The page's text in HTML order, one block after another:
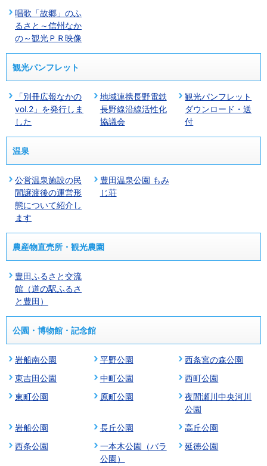
唱歌「故郷」のふ
るさと～信州なか
の～観光ＰＲ映像
観光パンフレット
「別冊広報なかの
vol.2」を発行しま
した
地域連携長野電鉄
長野線沿線活性化
協議会
観光パンフレット
ダウンロード・送
付
温泉
公営温泉施設の民
間譲渡後の運営形
態について紹介し
ます
豊田温泉公園 もみ
じ荘
農産物直売所・観光農園
豊田ふるさと交流
館（道の駅ふるさ
と豊田）
公園・博物館・記念館
岩船南公園 平野公園
西条宮の森公園
東吉田公園
中町公園
西町公園
東町公園
原町公園
夜間瀬川中央河川
公園
岩船公園
長丘公園
高丘公園
西条公園
一本木公園（バラ
公園）
延徳公園